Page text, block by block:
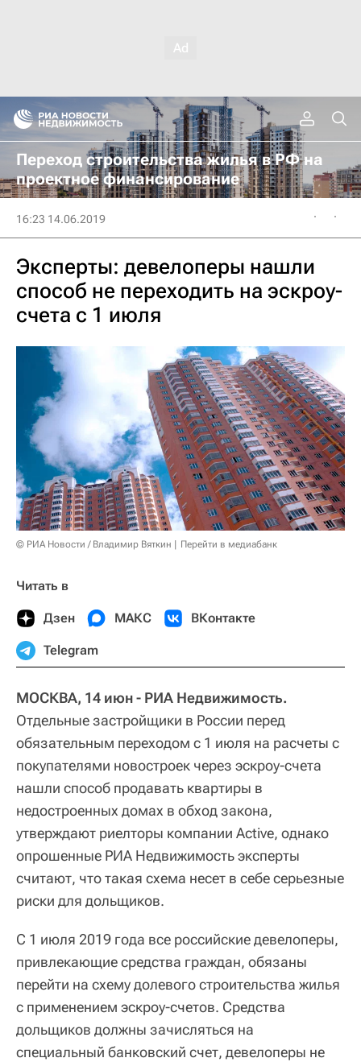
Переход строительства жилья в РФ на
проектное финансирование
16:23 14.06.2019
Эксперты: девелоперы нашли
способ не переходить на эскроу-
счета с 1 июля
© РИА Новости / Владимир Вяткин Перейти в медиабанк
Читать в
Дзен МАКС ВКонтакте
Telegram
МОСКВА, 14 июн - РИА Недвижимость.
Отдельные застройщики в России перед
обязательным переходом с 1 июля на расчеты с
покупателями новостроек через эскроу-счета
нашли способ продавать квартиры в
недостроенных домах в обход закона,
утверждают риелторы компании Active, однако
опрошенные РИА Недвижимость эксперты
считают, что такая схема несет в себе серьезные
риски для дольщиков.
С 1 июля 2019 года все российские девелоперы,
привлекающие средства граждан, обязаны
перейти на схему долевого строительства жилья
с применением эскроу-счетов. Средства
дольщиков должны зачисляться на
специальный банковский счет, девелоперы не